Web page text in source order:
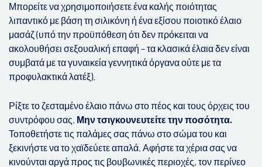
Μπορείτε να χρησιμοποιήσετε ένα καλής ποιότητας
λιπαντικό με βάση τη σιλικόνη ή ένα εξίσου ποιοτικό έλαιο
μασάζ (υπό την προϋπόθεση ότι δεν πρόκειται να
ακολουθήσει σεξουαλική επαφή – τα κλασικά έλαια δεν είναι
συμβατά με τα γυναικεία γεννητικά όργανα ούτε με τα
προφυλακτικά λατέξ).
Ρίξτε το ζεσταμένο έλαιο πάνω στο πέος και τους όρχεις του
συντρόφου σας. Μην τσιγκουνευτείτε την ποσότητα.
Τοποθετήστε τις παλάμες σας πάνω στο σώμα του και
ξεκινήστε να το χαϊδεύετε απαλά. Αφήστε τα χέρια σας να
κινούνται αργά προς τις βουβωνικές περιοχές, τον περίνεο